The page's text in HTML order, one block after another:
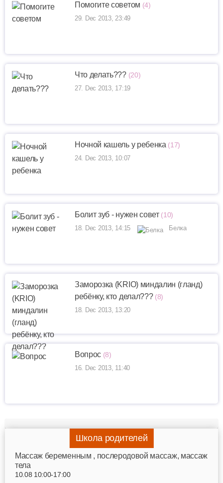
Помогите советом (4)
29. Dec 2013, 23:49
Что делать??? (20)
27. Dec 2013, 17:19
Ночной кашель у ребенка (17)
24. Dec 2013, 10:07
Болит зуб - нужен совет (10)
18. Dec 2013, 14:15 Белка
Заморозка (KRIO) миндалин (гланд)
ребёнку, кто делал??? (8)
18. Dec 2013, 13:20
Вопрос (8)
16. Dec 2013, 11:40
Школа родителей
Mассаж беременным , послеродовой массаж, массаж
тела
10.08 10:00-17:00